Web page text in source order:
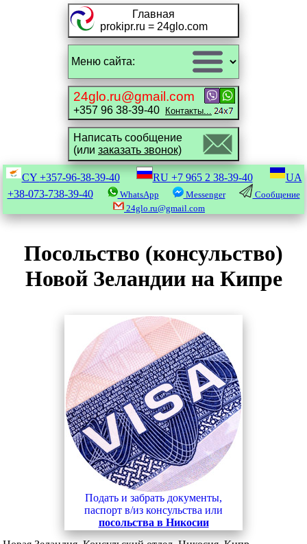
Главная
prokipr.ru = 24glo.com
24glo.ru@gmail.com
+357 96 38-39-40 Контакты...
Написать сообщение
(или заказать звонок)
CY +357-96-38-39-40 RU +7 965 2 38-39-40
UA
+38-073-738-39-40
WhatsApp Messenger
Сообщение
24glo.ru@gmail.com
Посольство (консульство)
Новой Зеландии на Кипре
Подать и забрать документы,
паспорт в/из консульства или
посольства в Никосии